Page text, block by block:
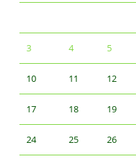
3 4 5
10 11 12
17 18 19
24 25 26